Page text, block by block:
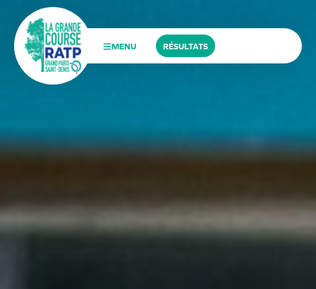
MENU RÉSULTATS